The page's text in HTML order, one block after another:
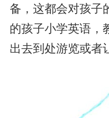
备，这都会对孩子
的孩子小学英语，
出去到处游览或者